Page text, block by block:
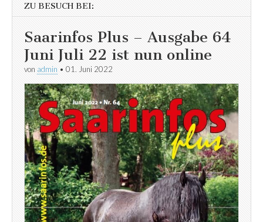
ZU BESUCH BEI:
Saarinfos Plus – Ausgabe 64
Juni Juli 22 ist nun online
von admin • 01. Juni 2022